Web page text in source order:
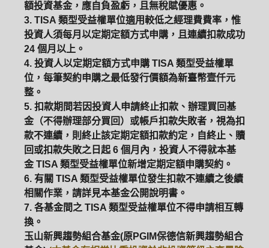
額投資基金，應自負盈虧，且無稅賦優惠。
3. TISA 類型受益權單位適用較低之經理費費率，惟
投資人須每月以定期定額方式申購，且連續扣款成功
24 個月以上。
4. 投資人以定期定額方式申購 TISA 類型受益權單
位，每筆契約申購之最低發行價額為新臺幣壹仟元
整。
5. 扣款期間若因投資人申請終止扣款、辦理買回基
金（不得辦理部分買回）或帳戶扣款失敗者，視為扣
款不連續，則終止該定期定額扣款約定，自終止、贖
回或扣款失敗之日起 6 個月內，投資人不得就本基
金 TISA 類型受益權單位新增定期定額申購契約。
6. 有關 TISA 類型受益權單位發生扣款不連續之後續
相關作業，請詳見本基金公開說明書。
7. 各基金間之 TISA 類型受益權單位不得申請相互轉
換。
玉山新興趨勢組合基金(原PGIM保德信新興趨勢組合